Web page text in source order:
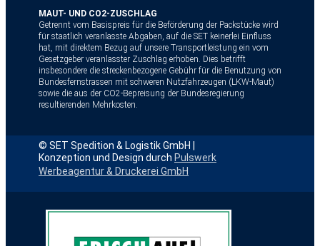
MAUT- UND CO2-ZUSCHLAG
Getrennt vom Basispreis für die Beförderung der Packstücke wird
für staatlich veranlasste Abgaben, auf die SET keinerlei Einfluss
hat, mit direktem Bezug auf unsere Transportleistung ein vom
Gesetzgeber veranlasster Zuschlag erhoben. Dies betrifft
insbesondere die streckenbezogene Gebühr für die Benutzung von
Bundesfernstrassen mit schweren Nutzfahrzeugen (LKW-Maut)
sowie die aus der CO2-Bepreisung der Bundesregierung
resultierenden Mehrkosten.
© ​SET Spedition & Logistik GmbH |
Konzeption und Design durch Pulswerk
Werbeagentur & Druckerei GmbH